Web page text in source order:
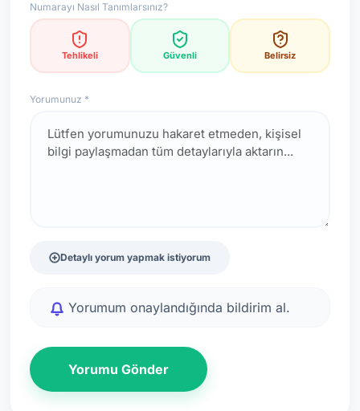
güncellenir.
Numarayı Nasıl Tanımlarsınız?
Tehlikeli Güvenli Belirsiz
Yorumunuz *
Detaylı yorum yapmak istiyorum
Yorumum onaylandığında bildirim al.
Yorumu Gönder